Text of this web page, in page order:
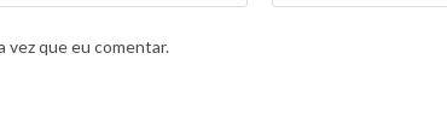
vez que eu comentar.